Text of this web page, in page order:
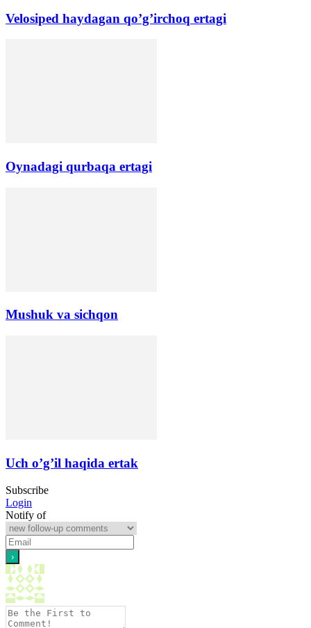
Velosiped haydagan qo’g’irchoq ertagi
Oynadagi qurbaqa ertagi
Mushuk va sichqon
Uch o’g’il haqida ertak
Subscribe
Login
Notify of